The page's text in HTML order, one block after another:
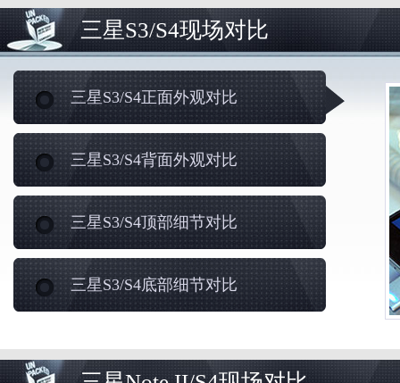
三星S3/S4现场对比
三星S3/S4正面外观对比
三星S3/S4背面外观对比
三星S3/S4顶部细节对比
三星S3/S4底部细节对比